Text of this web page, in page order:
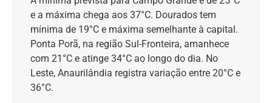
e a máxima chega aos 37°C. Dourados tem
mínima de 19°C e máxima semelhante à capital.
Ponta Porã, na região Sul-Fronteira, amanhece
com 21°C e atinge 34°C ao longo do dia. No
Leste, Anaurilândia registra variação entre 20°C e
36°C.